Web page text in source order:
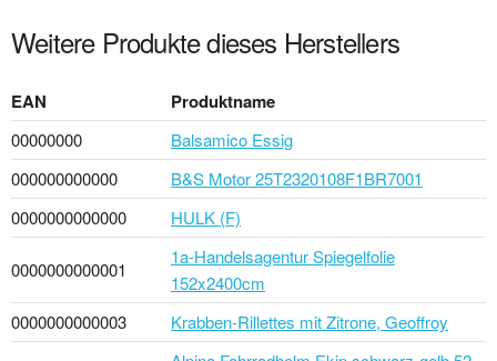
Weitere Produkte dieses Herstellers
EAN Produktname
00000000
Balsamico Essig
000000000000
B&S Motor 25T2320108F1BR7001
0000000000000
HULK (F)
0000000000001
1a-Handelsagentur Spiegelfolie
152x2400cm
0000000000003
Krabben-Rillettes mit Zitrone, Geoffroy